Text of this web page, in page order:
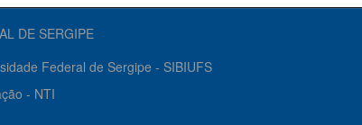
DE SERGIPE
Federal de Sergipe - SIBIUFS
- NTI